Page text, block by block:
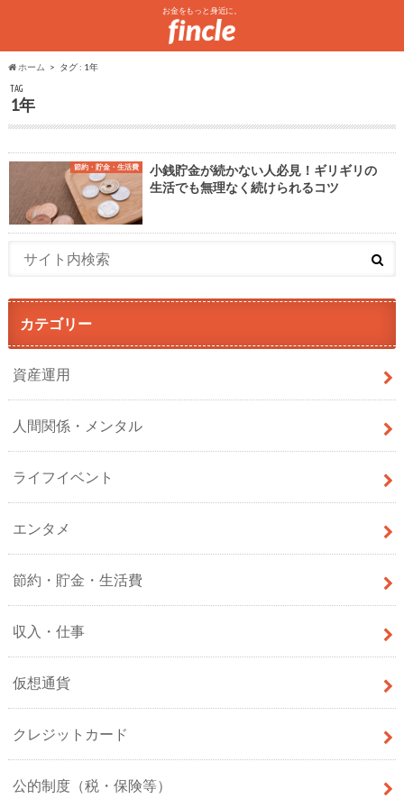
お金をもっと身近に。
ホーム タグ : 1年
TAG
1年
節約・貯金・生活費
小銭貯金が続かない人必見！ギリギリの
生活でも無理なく続けられるコツ
カテゴリー
資産運用
人間関係・メンタル
ライフイベント
エンタメ
節約・貯金・生活費
収入・仕事
仮想通貨
クレジットカード
公的制度（税・保険等）